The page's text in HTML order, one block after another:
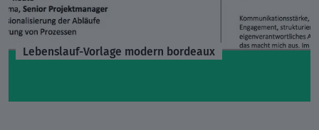
Lebenslauf-Vorlage modern bordeaux